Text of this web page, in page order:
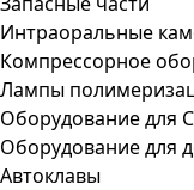
Интраоральные
Компрессорное
Лампы
Оборудование для
Оборудование для
Автоклавы